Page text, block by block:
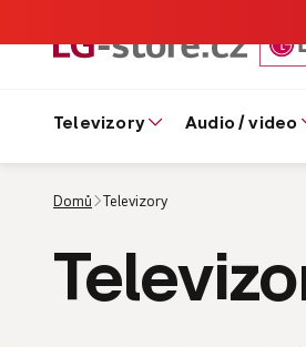
televizory audio / video
Domů Televizory